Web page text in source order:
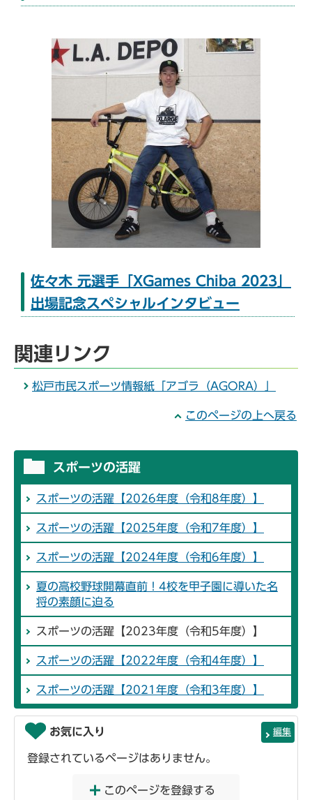
佐々木 元選手「XGames Chiba 2023」
出場記念スペシャルインタビュー
関連リンク
松戸市民スポーツ情報紙「アゴラ（AGORA）」
このページの上へ戻る
スポーツの活躍
スポーツの活躍【2026年度（令和8年度）】
スポーツの活躍【2025年度（令和7年度）】
スポーツの活躍【2024年度（令和6年度）】
夏の高校野球開幕直前！4校を甲子園に導いた名
将の素顔に迫る
スポーツの活躍【2023年度（令和5年度）】
スポーツの活躍【2022年度（令和4年度）】
スポーツの活躍【2021年度（令和3年度）】
お気に入り 編集
登録されているページはありません。
このページを登録する